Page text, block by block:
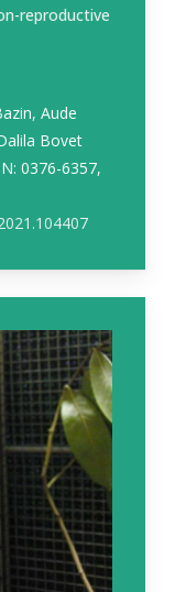
reproductive
Aude
Bovet
0376-6357,